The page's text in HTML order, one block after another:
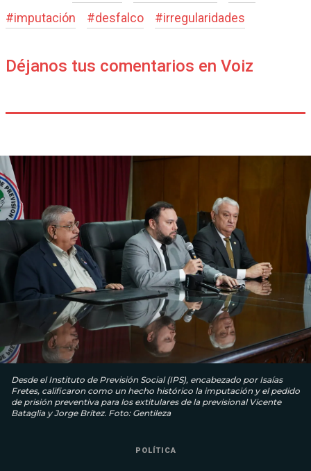
#imputación #desfalco #irregularidades
Déjanos tus comentarios en Voiz
Desde el Instituto de Previsión Social (IPS), encabezado por Isaías
Fretes, calificaron como un hecho histórico la imputación y el pedido
de prisión preventiva para los extitulares de la previsional Vicente
Bataglia y Jorge Brítez. Foto: Gentileza
POLÍTICA